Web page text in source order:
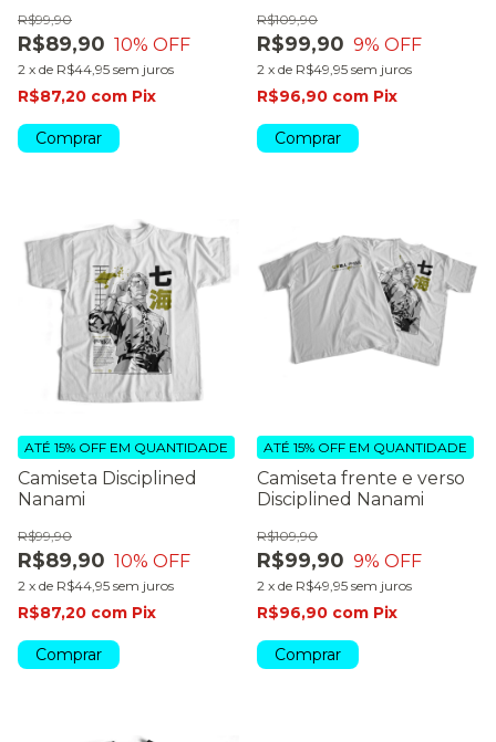
R$89,90
R$99,90
10% OFF
2 x de R$44,95 sem juros
R$87,20 com Pix
Comprar
R$99,90
R$109,90
9% OFF
2 x de R$49,95 sem juros
R$96,90 com Pix
Comprar
Camiseta Disciplined
Nanami
R$89,90
R$99,90
10% OFF
2 x de R$44,95 sem juros
ATÉ 15% OFF EM QUANTIDADE
R$87,20 com Pix
Comprar
Camiseta frente e verso
Disciplined Nanami
R$99,90
R$109,90
9% OFF
2 x de R$49,95 sem juros
ATÉ 15% OFF EM QUANTIDADE
R$96,90 com Pix
Comprar